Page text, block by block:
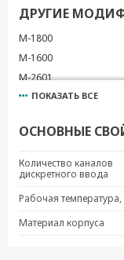
ДРУГИЕ
M-1800
M-1600
M-2601
M-1401
ПОКАЗАТЬ ВСЕ
ОСНОВНЫЕ
Количество каналов
дискретного ввода
Рабочая температура,
Материал корпуса